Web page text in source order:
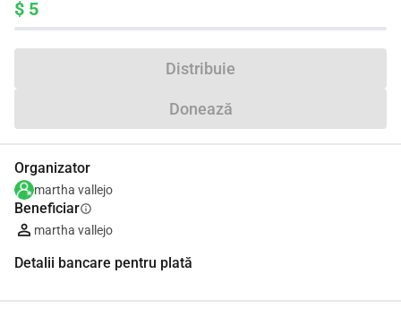
$ 5
Distribuie
Donează
Organizator
martha vallejo
Beneficiarinfo
martha vallejo
Detalii bancare pentru plată